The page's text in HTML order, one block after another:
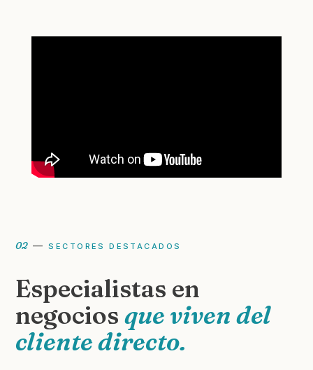
02—SECTORES DESTACADOS
Especialistas en
negociosque viven del
cliente directo.